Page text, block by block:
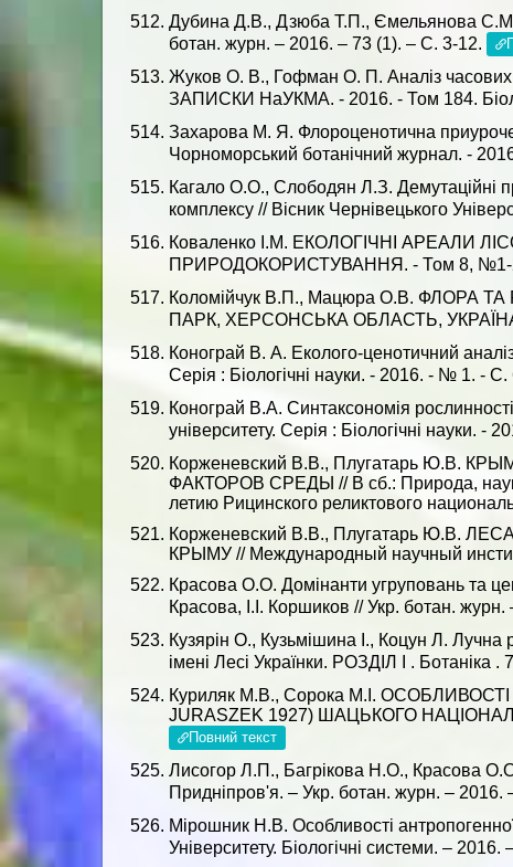
Дубина Д.В., Дзюба Т.П., Ємельянова С.М.,
ботан. журн. – 2016. – 73 (1). – С. 3-12.
Жуков О. В., Гофман О. П. Аналіз часових
ЗАПИСКИ НаУКМА. - 2016. - Том 184.
Захарова М. Я. Флороценотична
Чорноморський ботанічний журнал. -
Кагало О.О., Слободян Л.З. Демутаційні
комплексу // Вісник Чернівецького
Коваленко І.М. ЕКОЛОГІЧНІ АРЕАЛИ
ПРИРОДОКОРИСТУВАННЯ. - Том 8, №1-
Коломійчук В.П., Мацюра О.В.
ПАРК, ХЕРСОНСЬКА ОБЛАСТЬ, УКРАЇНА)
Конограй В. А. Еколого-ценотичний
Серія : Біологічні науки. - 2016. - № 1. - С.
Конограй В.А. Синтаксономія
університету. Серія : Біологічні науки. -
Корженевский В.В., Плугатарь Ю.В.
ФАКТОРОВ СРЕДЫ // В сб.: Природа,
летию Рицинского реликтового
Корженевский В.В., Плугатарь Ю.В.
КРЫМУ // Международный научный
Красова О.О. Домінанти угруповань та
Красова, І.І. Коршиков // Укр. ботан.
Кузярін О., Кузьмішина І., Коцун Л. Лучна
імені Лесі Українки. РОЗДІЛ І . Ботаніка
Куриляк М.В., Сорока М.І.
JURASZEK 1927) ШАЦЬКОГО
Повний текст
Лисогор Л.П., Багрікова Н.О., Красова
Придніпров'я. – Укр. ботан. журн. –
Мірошник Н.В. Особливості
Університету. Біологічні системи. –